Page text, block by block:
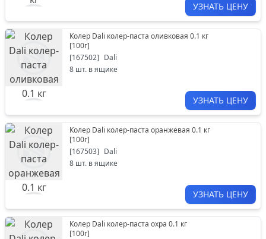
УЗНАТЬ ЦЕНУ
Колер Dali колер-паста оливковая 0.1 кг
[100г]
[167502] Dali
8 шт. в ящике
УЗНАТЬ ЦЕНУ
Колер Dali колер-паста оранжевая 0.1 кг
[100г]
[167503] Dali
8 шт. в ящике
УЗНАТЬ ЦЕНУ
Колер Dali колер-паста охра 0.1 кг
[100г]